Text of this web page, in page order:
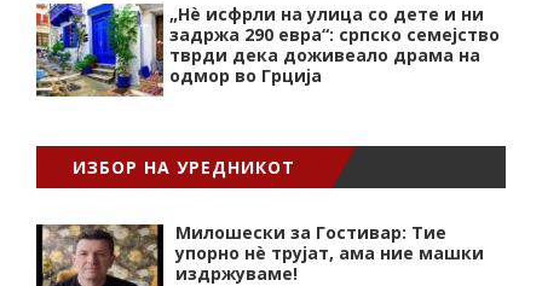
„Нѐ исфрли на улица со дете и ни
задржа 290 евра“: српско семејство
тврди дека доживеало драма на
одмор во Грција
ИЗБОР НА УРЕДНИКОТ
Милошески за Гостивар: Тие
упорно нѐ трујат, ама ние машки
издржуваме!